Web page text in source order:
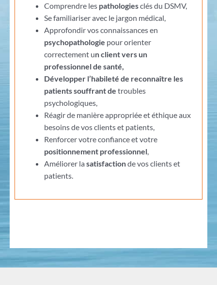
Comprendre les pathologiesclés du DSMV,
Se familiariser avec le jargon médical,
Approfondir vos connaissances en
psychopathologie pour orienter
correctement un client vers un
professionnel de santé,
Développer l’habileté de reconnaître les
patients souffrant de troubles
psychologiques,
Réagir de manière appropriée et éthique aux
besoins de vos clients et patients,
Renforcer votre confiance et votre
positionnement professionnel,
Améliorer la satisfactionde vos clients et
patients.